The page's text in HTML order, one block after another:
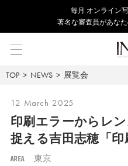
毎⽉ オンライン
著名な審査員があな
TOP NEWS 展覧会
12 March 2025
印刷エラーからレ
捉える吉田志穂「
AREA 東京